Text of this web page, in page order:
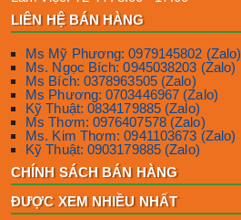
LIÊN HỆ BÁN HÀNG
Ms Mỹ Phương: 0979145802 (Zalo)
Ms. Ngọc Bích: 0945038203 (Zalo)
Ms Bích: 0378963505 (Zalo)
Ms Phương: 0703446967 (Zalo)
Kỹ Thuật: 0834179885 (Zalo)
Ms Thơm: 0976407578 (Zalo)
Ms. Kim Thơm: 0941103673 (Zalo)
Kỹ Thuật: 0903179885 (Zalo)
CHÍNH SÁCH BÁN HÀNG
ĐƯỢC XEM NHIỀU NHẤT